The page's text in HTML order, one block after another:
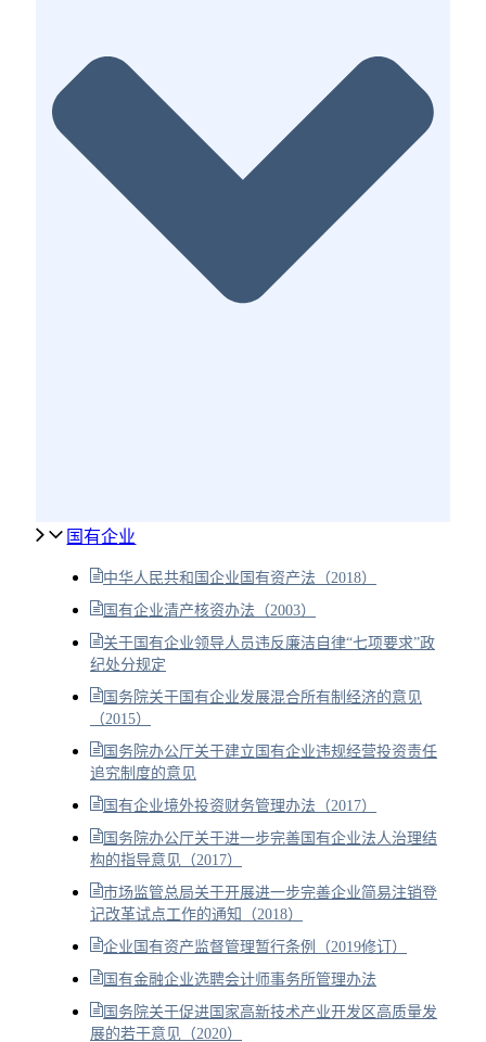
国有企业
中华人民共和国企业国有资产法（2018）
国有企业清产核资办法（2003）
关于国有企业领导人员违反廉洁自律“七项要求”政
纪处分规定
国务院关于国有企业发展混合所有制经济的意见
（2015）
国务院办公厅关于建立国有企业违规经营投资责任
追究制度的意见
国有企业境外投资财务管理办法（2017）
国务院办公厅关于进一步完善国有企业法人治理结
构的指导意见（2017）
市场监管总局关于开展进一步完善企业简易注销登
记改革试点工作的通知（2018）
企业国有资产监督管理暂行条例（2019修订）
国有金融企业选聘会计师事务所管理办法
国务院关于促进国家高新技术产业开发区高质量发
展的若干意见（2020）